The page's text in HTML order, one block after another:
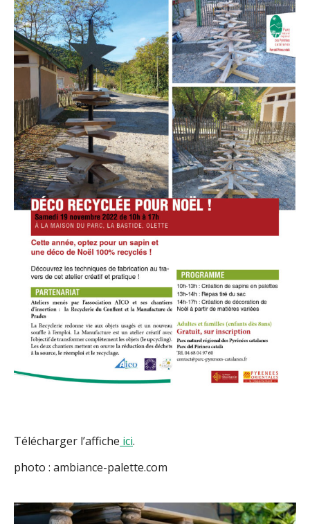
Télécharger l’affiche ici.
photo : ambiance-palette.com